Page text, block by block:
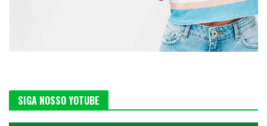
SIGA NOSSO YOTUBE